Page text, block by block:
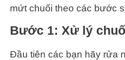
mứt chuối theo các bước
Bước 1: Xử lý
Đầu tiên các bạn hãy rửa